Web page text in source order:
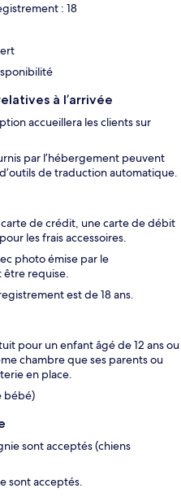
: 18
à l’arrivée
accueillera les clients sur
par l’hébergement peuvent
de traduction automatique.
de crédit, une carte de débit
les frais accessoires.
photo émise par le
requise.
est de 18 ans.
pour un enfant âgé de 12 ans ou
chambre que ses parents ou
en place.
bébé)
sont acceptés (chiens
sont acceptés.